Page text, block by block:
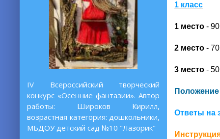
IV Всероссийский творческий
конкурс «Осенние фантазии». Автор
работы: Широков Кирилл,
возрастная категория: дошкольники,
МБДОУ детский сад №10 "Лазорик"
1 класс
1 место -
2 место -
3 место -
Ответы на